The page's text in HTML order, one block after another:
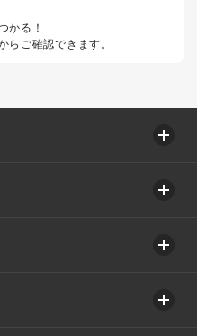
かる！
らご確認できます。